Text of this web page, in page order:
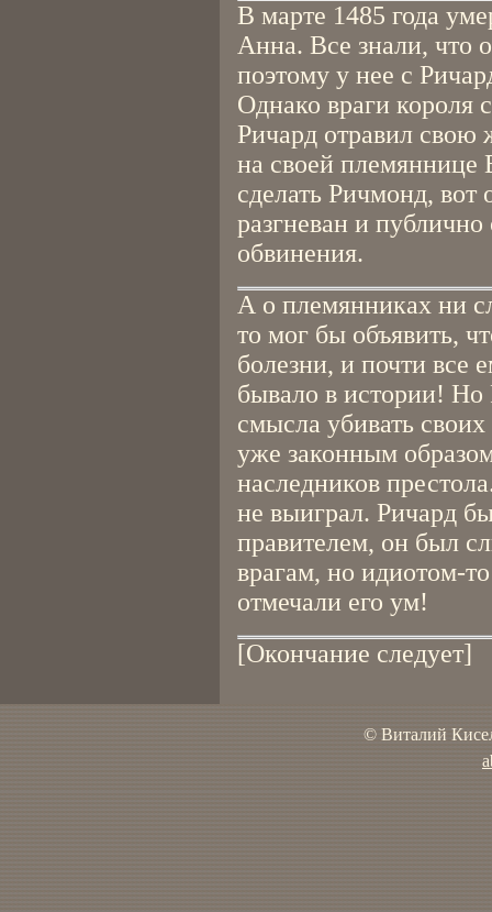
В марте 1485 года
Анна. Все знали, что
поэтому у нее с
Однако враги короля
Ричард отравил свою
на своей племяннице
сделать Ричмонд, вот
разгневан и
обвинения.
А о племянниках ни
то мог бы объявить,
болезни, и почти все
бывало в истории! Но
смысла убивать
уже законным
наследников
не выиграл. Ричард
правителем, он был
врагам, но идиотом-
отмечали его ум!
[Окончание следует]
© Виталий